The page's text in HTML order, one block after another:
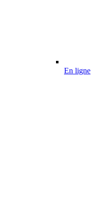
En ligne